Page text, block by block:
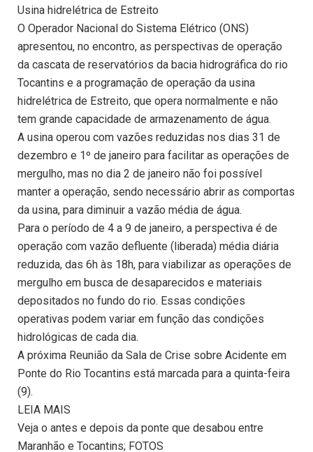
Usina hidrelétrica de Estreito
O Operador Nacional do Sistema Elétrico (ONS)
apresentou, no encontro, as perspectivas de operação
da cascata de reservatórios da bacia hidrográfica do rio
Tocantins e a programação de operação da usina
hidrelétrica de Estreito, que opera normalmente e não
tem grande capacidade de armazenamento de água.
A usina operou com vazões reduzidas nos dias 31 de
dezembro e 1º de janeiro para facilitar as operações de
mergulho, mas no dia 2 de janeiro não foi possível
manter a operação, sendo necessário abrir as comportas
da usina, para diminuir a vazão média de água.
Para o período de 4 a 9 de janeiro, a perspectiva é de
operação com vazão defluente (liberada) média diária
reduzida, das 6h às 18h, para viabilizar as operações de
mergulho em busca de desaparecidos e materiais
depositados no fundo do rio. Essas condições
operativas podem variar em função das condições
hidrológicas de cada dia.
A próxima Reunião da Sala de Crise sobre Acidente em
Ponte do Rio Tocantins está marcada para a quinta-feira
(9).
LEIA MAIS
Veja o antes e depois da ponte que desabou entre
Maranhão e Tocantins; FOTOS